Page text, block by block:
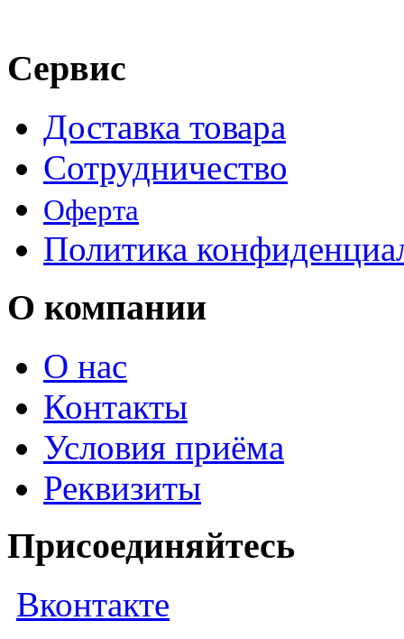
Сервис
Доставка товара
Сотрудничество
Оферта
Политика
О компании
О нас
Контакты
Условия приёма
Реквизиты
Присоединяйтесь
Вконтакте